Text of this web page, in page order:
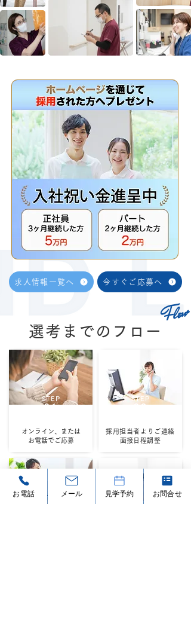
求人情報一覧へ 今すぐご応募へ
選考までのフロー
Flow
STEP
01
オンライン、または
お電話でご応募
STEP
02
採用担当者よりご連絡
​面接日程調整
お電話 メール 見学予約 お問合せ